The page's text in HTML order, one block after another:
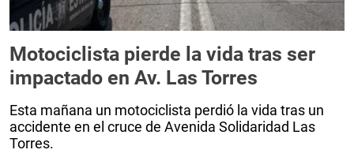
Motociclista pierde la vida tras ser
impactado en Av. Las Torres
Esta mañana un motociclista perdió la vida tras un
accidente en el cruce de Avenida Solidaridad Las
Torres.